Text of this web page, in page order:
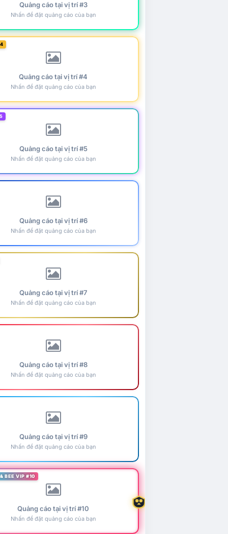
Quảng cáo tại vị trí #3
Nhấn để đặt quảng cáo của bạn
Quảng cáo tại vị trí #4
Nhấn để đặt quảng cáo của bạn
Quảng cáo tại vị trí #5
Nhấn để đặt quảng cáo của bạn
Quảng cáo tại vị trí #6
Nhấn để đặt quảng cáo của bạn
Quảng cáo tại vị trí #7
Nhấn để đặt quảng cáo của bạn
Quảng cáo tại vị trí #8
Nhấn để đặt quảng cáo của bạn
Quảng cáo tại vị trí #9
Nhấn để đặt quảng cáo của bạn
BEE VIP #10
Quảng cáo tại vị trí #10
Nhấn để đặt quảng cáo của bạn